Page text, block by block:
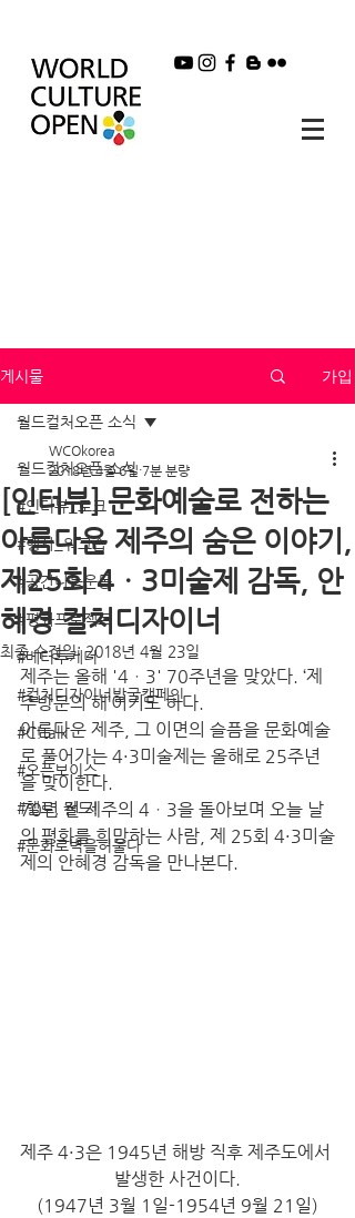
게시물 가입
월드컬처오픈 소식
#인터뷰_토크
#행사_워크숍
#공간나눔운동
#평화프로젝트
#베터투게더
#컬처디자이너발굴캠페인
#C!talk
#오픈보이스
#헬로, 월드!
#문화로벽을허물다
월드컬처오픈 소식
[인터뷰] 문화예술로 전하는
아름다운 제주의 숨은 이야기,
제25회 4ㆍ3미술제 감독, 안
혜경 컬처디자이너
WCOkorea
2018년 4월 6일 7분 분량
최종 수정일:2018년 4월 23일
제주는 올해 '4ㆍ3' 70주년을 맞았다. ‘제
주방문의 해’이기도 하다.
아름다운 제주, 그 이면의 슬픔을 문화예술
로 풀어가는 4·3미술제는 올해로 25주년
을 맞이한다.
70년 전 제주의 4ㆍ3을 돌아보며 오늘 날
의 평화를 희망하는 사람, 제 25회 4·3미술
제의 안혜경 감독을 만나본다.
제주 4·3은 1945년 해방 직후 제주도에서
발생한 사건이다.
(1947년 3월 1일-1954년 9월 21일)